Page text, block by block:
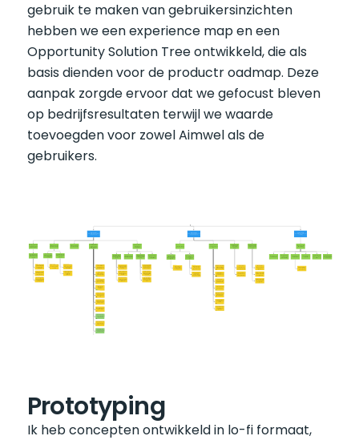
gebruik te maken van gebruikersinzichten
hebben we een experience map en een
Opportunity Solution Tree ontwikkeld, die als
basis dienden voor de productr oadmap. Deze
aanpak zorgde ervoor dat we gefocust bleven
op bedrijfsresultaten terwijl we waarde
toevoegden voor zowel Aimwel als de
gebruikers.
Prototyping
Ik heb concepten ontwikkeld in lo-fi formaat,